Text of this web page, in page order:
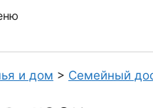
и дом > Семейный